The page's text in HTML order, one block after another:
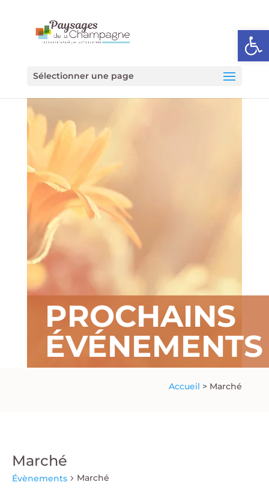
Ouvrir
Sélectionner une page
PROCHAINS
ÉVÉNEMENTS
Accueil > Marché
Marché
Évènements Marché